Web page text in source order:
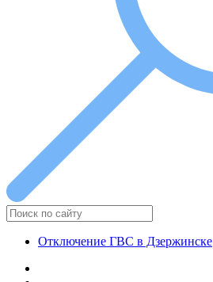
Отключение ГВС в Дзержинске